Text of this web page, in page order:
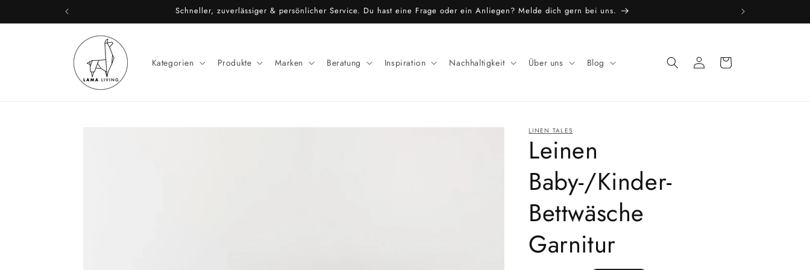
Inhalt
Schneller, zuverlässiger & persönlicher Service. Du hast eine Frage oder ein Anliegen? Melde dich gern bei uns.
Kategorien Produkte Marken Beratung Inspiration Nachhaltigkeit Über uns Blog EinloggenWarenkorb
LINEN TALES
Leinen
Baby-/Kinder-
Bettwäsche
Garnitur